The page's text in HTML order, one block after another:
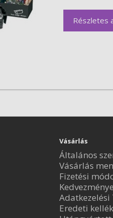
Részletes
Vásárlás
Általános
Vásárlás
Fizetési
Eredeti